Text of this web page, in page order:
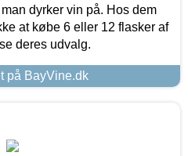
dyrker vin på. Hos dem
at købe 6 eller 12 flasker af
deres udvalg.
på BayVine.dk